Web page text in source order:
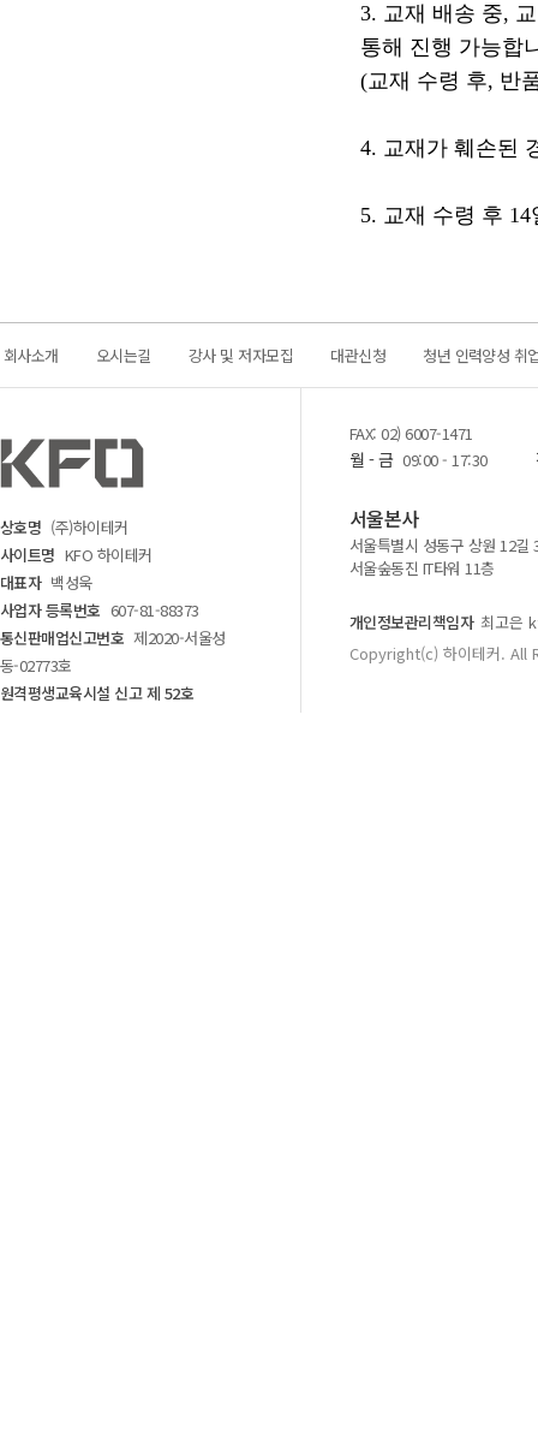
3. 교재 배송 중,
통해 진행 가능합
(교재 수령 후, 반
4. 교재가 훼손된
5. 교재 수령 후
회사소개 오시는길 강사 및 저자모집 대관신청 청년 인력양성 취
상호명 (주)하이테커
사이트명 KFO 하이테커
대표자 백성욱
사업자 등록번호 607-81-88373
통신판매업신고번호 제2020-서울성
동-02773호
원격평생교육시설 신고 제 52호
FAX: 02) 6007-1471
월 - 금 09:00 - 17:30
서울본사
서울특별시 성동구 상원 12길
서울숲동진 IT타워 11층
개인정보관리책임자 최고은
Copyright(c) 하이테커.